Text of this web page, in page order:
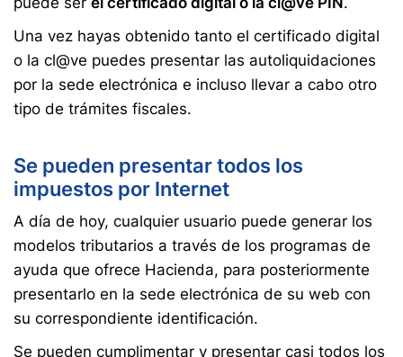
Una vez hayas obtenido tanto el certificado digital
o la cl@ve puedes presentar las autoliquidaciones
por la sede electrónica e incluso llevar a cabo otro
tipo de trámites fiscales.
Se pueden presentar todos los
impuestos por Internet
A día de hoy, cualquier usuario puede generar los
modelos tributarios a través de los programas de
ayuda que ofrece Hacienda, para posteriormente
presentarlo en la sede electrónica de su web con
su correspondiente identificación.
Se pueden cumplimentar y presentar casi todos los